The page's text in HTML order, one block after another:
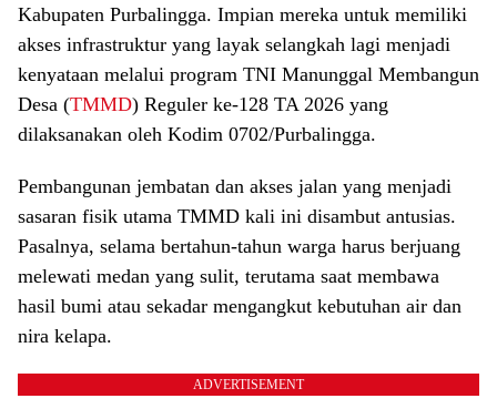
Kabupaten Purbalingga. Impian mereka untuk memiliki
akses infrastruktur yang layak selangkah lagi menjadi
kenyataan melalui program TNI Manunggal Membangun
Desa (TMMD) Reguler ke-128 TA 2026 yang
dilaksanakan oleh Kodim 0702/Purbalingga.
​Pembangunan jembatan dan akses jalan yang menjadi
sasaran fisik utama TMMD kali ini disambut antusias.
Pasalnya, selama bertahun-tahun warga harus berjuang
melewati medan yang sulit, terutama saat membawa
hasil bumi atau sekadar mengangkut kebutuhan air dan
nira kelapa.
ADVERTISEMENT